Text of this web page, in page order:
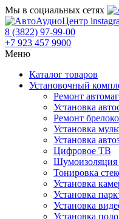
Мы в социальных сетях
8 (3822) 97-99-00
+7 923 457 9900
Меню
Каталог товаров
Установочный
Ремонт
Установка
Ремонт
Установка
Установка
Цифровое ТВ
Шумоизоляция
Тонировка
Установка
Установка
Установка
Установка